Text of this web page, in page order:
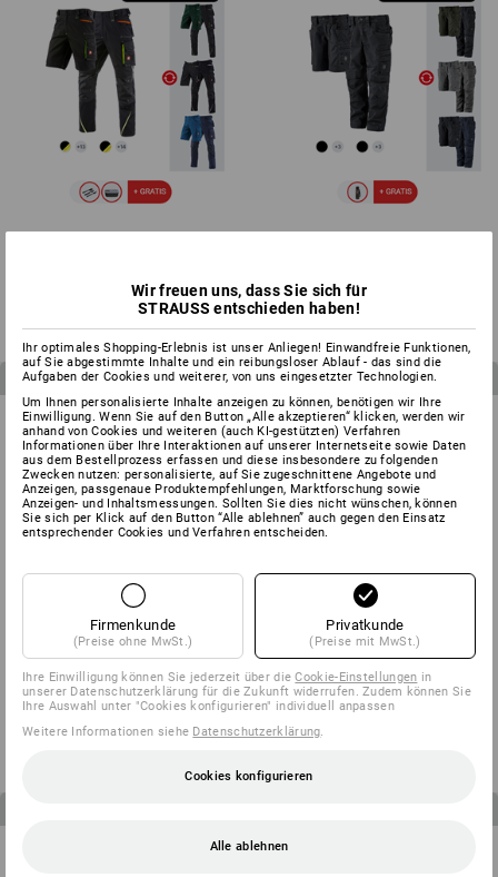
ab 76,56 €
(m. MwSt.)
3 Artikel im Set
HERREN-SET: Bundhose +
Short e.s.motion
ab 125,76 €
(m. MwSt.)
3 Artikel im Set
KINDER-SET: Bundhose + Short
e.s.motion
ab 59,76 €
(m. MwSt.)
Wir freuen uns, dass Sie sich für
STRAUSS entschieden haben!
Ihr optimales Shopping-Erlebnis ist unser Anliegen! Einwandfreie Funktionen,
auf Sie abgestimmte Inhalte und ein reibungsloser Ablauf - das sind die
Aufgaben der Cookies und weiterer, von uns eingesetzter Technologien.
Um Ihnen personalisierte Inhalte anzeigen zu können, benötigen wir Ihre
Einwilligung. Wenn Sie auf den Button „Alle akzeptieren“ klicken, werden wir
anhand von Cookies und weiteren (auch KI-gestützten) Verfahren
Informationen über Ihre Interaktionen auf unserer Internetseite sowie Daten
aus dem Bestellprozess erfassen und diese insbesondere zu folgenden
Zwecken nutzen: personalisierte, auf Sie zugeschnittene Angebote und
Anzeigen, passgenaue Produktempfehlungen, Marktforschung sowie
Anzeigen- und Inhaltsmessungen. Sollten Sie dies nicht wünschen, können
Sie sich per Klick auf den Button “Alle ablehnen” auch gegen den Einsatz
entsprechender Cookies und Verfahren entscheiden.
Firmenkunde
(Preise ohne MwSt.)
Privatkunde
(Preise mit MwSt.)
Ihre Einwilligung können Sie jederzeit über dieCookie-Einstellungen in
unserer Datenschutzerklärung für die Zukunft widerrufen. Zudem können Sie
Ihre Auswahl unter "Cookies konfigurieren" individuell anpassen
Weitere Informationen siehe Datenschutzerklärung.
Cookies konfigurieren
Alle ablehnen